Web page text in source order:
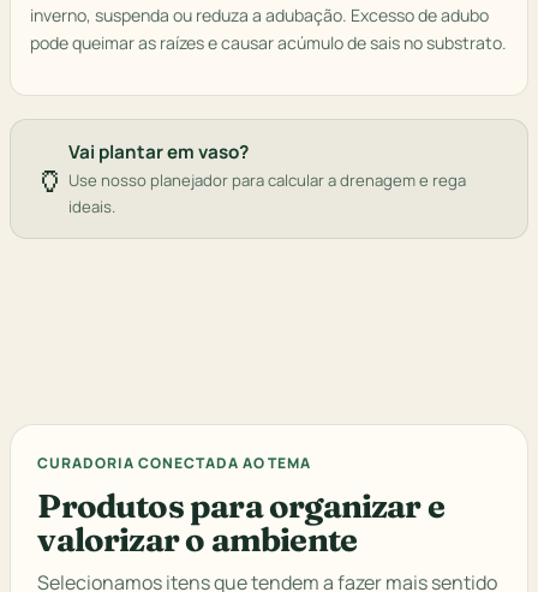
inverno, suspenda ou reduza a adubação. Excesso de adubo
pode queimar as raízes e causar acúmulo de sais no substrato.
🏺
Vai plantar em vaso?
Use nosso planejador para calcular a drenagem e rega
ideais.
CURADORIA CONECTADA AO TEMA
Produtos para organizar e
valorizar o ambiente
Selecionamos itens que tendem a fazer mais sentido